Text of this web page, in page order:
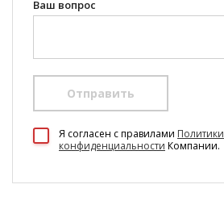
Ваш вопрос
Отправить
Я согласен c правилами Политики
конфиденциальности Компании.